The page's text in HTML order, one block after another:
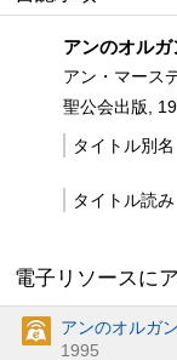
アンのオル
アン・マース
聖公会出版,
タイトル別名
タイトル読み
電子リソースに
アンのオルガ
1995